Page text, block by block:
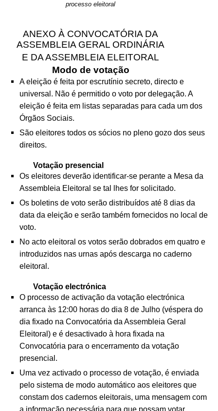
processo eleitoral
ANEXO À CONVOCATÓRIA DA
ASSEMBLEIA GERAL ORDINÁRIA
E DA ASSEMBLEIA ELEITORAL
Modo de votação
A eleição é feita por escrutínio secreto, directo e
universal. Não é permitido o voto por delegação. A
eleição é feita em listas separadas para cada um dos
Órgãos Sociais.
São eleitores todos os sócios no pleno gozo dos seus
direitos.
Votação presencial
Os eleitores deverão identificar-se perante a Mesa da
Assembleia Eleitoral se tal lhes for solicitado.
Os boletins de voto serão distribuídos até 8 dias da
data da eleição e serão também fornecidos no local de
voto.
No acto eleitoral os votos serão dobrados em quatro e
introduzidos nas urnas após descarga no caderno
eleitoral.
Votação electrónica
O processo de activação da votação electrónica
arranca às 12:00 horas do dia 8 de Julho (véspera do
dia fixado na Convocatória da Assembleia Geral
Eleitoral) e é desactivado à hora fixada na
Convocatória para o encerramento da votação
presencial.
Uma vez activado o processo de votação, é enviada
pelo sistema de modo automático aos eleitores que
constam dos cadernos eleitorais, uma mensagem com
a informação necessária para que possam votar.